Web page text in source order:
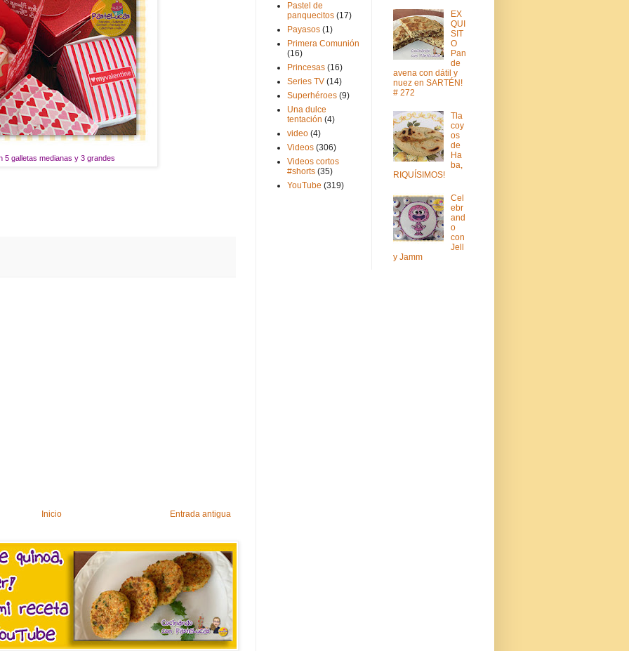
5 galletas medianas y 3 grandes
Entrada antigua
Inicio
Pastel de
panquecitos (17)
Payasos (1)
Primera Comunión
(16)
Princesas (16)
Series TV (14)
Superhéroes (9)
Una dulce
tentación (4)
video (4)
Videos (306)
Videos cortos
#shorts (35)
YouTube (319)
EX
QUI
SIT
O
Pan
de
avena con dátil y
nuez en SARTÉN!
# 272
Tla
coy
os
de
Ha
ba,
RIQUÍSIMOS!
Cel
ebr
and
o
con
Jell
y Jamm